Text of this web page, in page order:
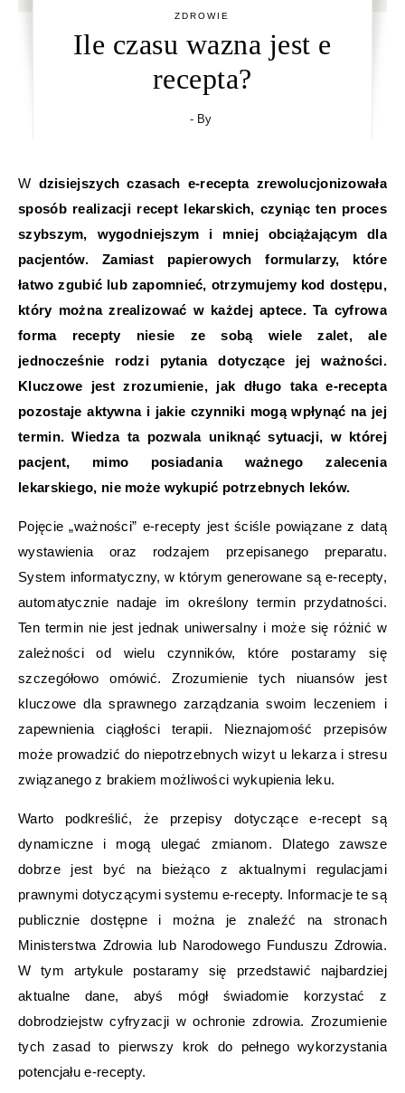
ZDROWIE
Ile czasu wazna jest e
recepta?
- By
W dzisiejszych czasach e-recepta zrewolucjonizowała
sposób realizacji recept lekarskich, czyniąc ten proces
szybszym, wygodniejszym i mniej obciążającym dla
pacjentów. Zamiast papierowych formularzy, które
łatwo zgubić lub zapomnieć, otrzymujemy kod dostępu,
który można zrealizować w każdej aptece. Ta cyfrowa
forma recepty niesie ze sobą wiele zalet, ale
jednocześnie rodzi pytania dotyczące jej ważności.
Kluczowe jest zrozumienie, jak długo taka e-recepta
pozostaje aktywna i jakie czynniki mogą wpłynąć na jej
termin. Wiedza ta pozwala uniknąć sytuacji, w której
pacjent, mimo posiadania ważnego zalecenia
lekarskiego, nie może wykupić potrzebnych leków.
Pojęcie „ważności” e-recepty jest ściśle powiązane z datą
wystawienia oraz rodzajem przepisanego preparatu.
System informatyczny, w którym generowane są e-recepty,
automatycznie nadaje im określony termin przydatności.
Ten termin nie jest jednak uniwersalny i może się różnić w
zależności od wielu czynników, które postaramy się
szczegółowo omówić. Zrozumienie tych niuansów jest
kluczowe dla sprawnego zarządzania swoim leczeniem i
zapewnienia ciągłości terapii. Nieznajomość przepisów
może prowadzić do niepotrzebnych wizyt u lekarza i stresu
związanego z brakiem możliwości wykupienia leku.
Warto podkreślić, że przepisy dotyczące e-recept są
dynamiczne i mogą ulegać zmianom. Dlatego zawsze
dobrze jest być na bieżąco z aktualnymi regulacjami
prawnymi dotyczącymi systemu e-recepty. Informacje te są
publicznie dostępne i można je znaleźć na stronach
Ministerstwa Zdrowia lub Narodowego Funduszu Zdrowia.
W tym artykule postaramy się przedstawić najbardziej
aktualne dane, abyś mógł świadomie korzystać z
dobrodziejstw cyfryzacji w ochronie zdrowia. Zrozumienie
tych zasad to pierwszy krok do pełnego wykorzystania
potencjału e-recepty.